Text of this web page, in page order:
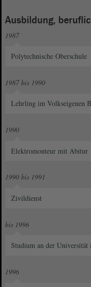
Ausbildung,
1987
Polytechnische Oberschule
1987 bis 1990
Lehrling im Volkseigenen
1990
Elektromonteur mit Abitur
1990 bis 1991
Zivildienst
bis 1996
Studium an der
1996